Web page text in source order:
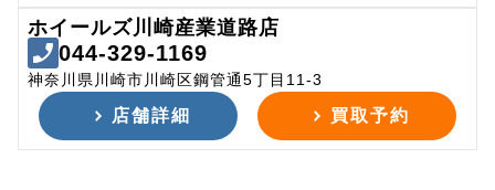
ホイールズ川崎産業道路店
044-329-1169
神奈川県川崎市川崎区鋼管通5丁目11-3
店舗詳細 買取予約